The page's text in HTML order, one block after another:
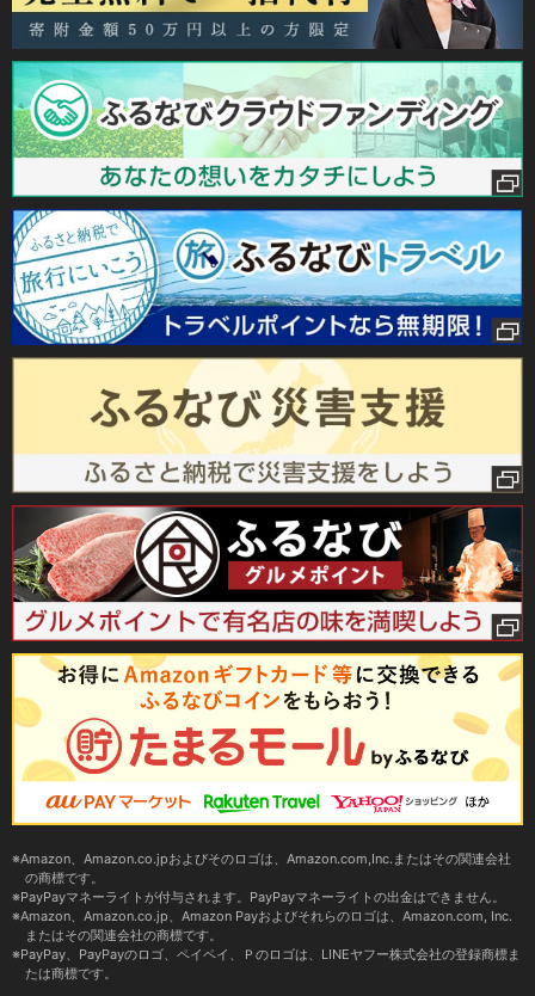
Amazon、Amazon.co.jpおよびそのロゴは、Amazon.com,Inc.またはその関連会社
の商標です。
PayPayマネーライトが付与されます。PayPayマネーライトの出金はできません。
Amazon、Amazon.co.jp、Amazon Payおよびそれらのロゴは、Amazon.com, Inc.
またはその関連会社の商標です。
PayPay、PayPayのロゴ、ペイペイ、Ｐのロゴは、LINEヤフー株式会社の登録商標ま
たは商標です。